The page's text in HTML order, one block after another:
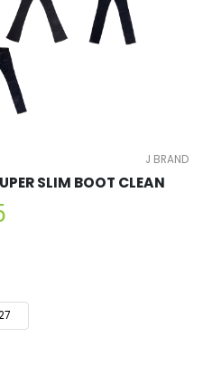
J BRAND
SLIM BOOT CLEAN